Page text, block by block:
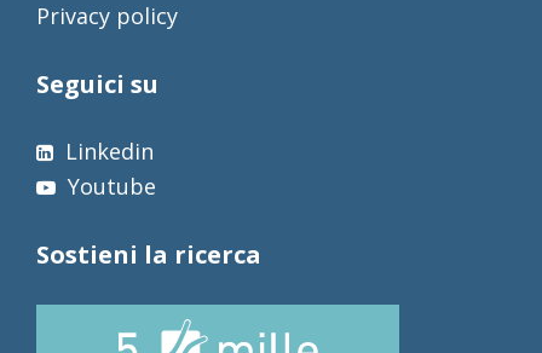
Privacy policy
Seguici su
Linkedin
Youtube
Sostieni la ricerca